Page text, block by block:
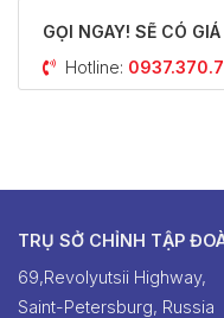
GỌI NGAY! SẼ CÓ
Hotline:
TRỤ SỞ CHỈNH TẬP
69,Revolyutsii Highway,
Saint-Petersburg, Russia